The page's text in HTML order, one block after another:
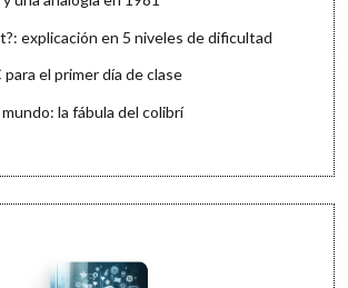
explicación en 5 niveles de dificultad
el primer día de clase
la fábula del colibrí